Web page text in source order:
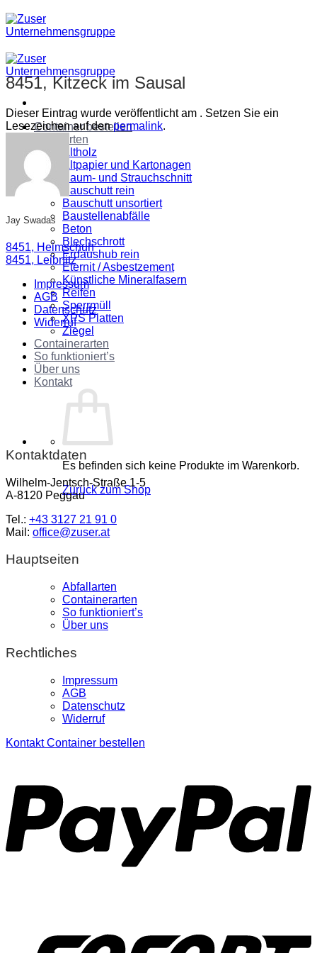
Zum
Inhalt
springen
Container bestellen
Abfallarten
Altholz
Altpapier und Kartonagen
Baum- und Strauchschnitt
Bauschutt rein
Bauschutt unsortiert
Baustellenabfälle
Beton
Blechschrott
Erdaushub rein
Eternit / Asbestzement
Künstliche Mineralfasern
Reifen
Sperrmüll
XPS Platten
Ziegel
Containerarten
So funktioniert’s
Über uns
Kontakt
Es befinden sich keine Produkte im Warenkorb.
Zurück zum Shop
8451, Kitzeck im Sausal
Dieser Eintrag wurde veröffentlicht am . Setzen Sie ein
Lesezeichen auf denpermalink.
Jay Swadas
8451, Heimschuh
8451, Leibnitz
Impressum
AGB
Datenschutz
Widerruf
Kontaktdaten
Wilhelm-Jentsch-Straße 1-5
A-8120 Peggau
Tel.: +43 3127 21 91 0
Mail: office@zuser.at
Hauptseiten
Abfallarten
Containerarten
So funktioniert’s
Über uns
Rechtliches
Impressum
AGB
Datenschutz
Widerruf
Kontakt Container bestellen